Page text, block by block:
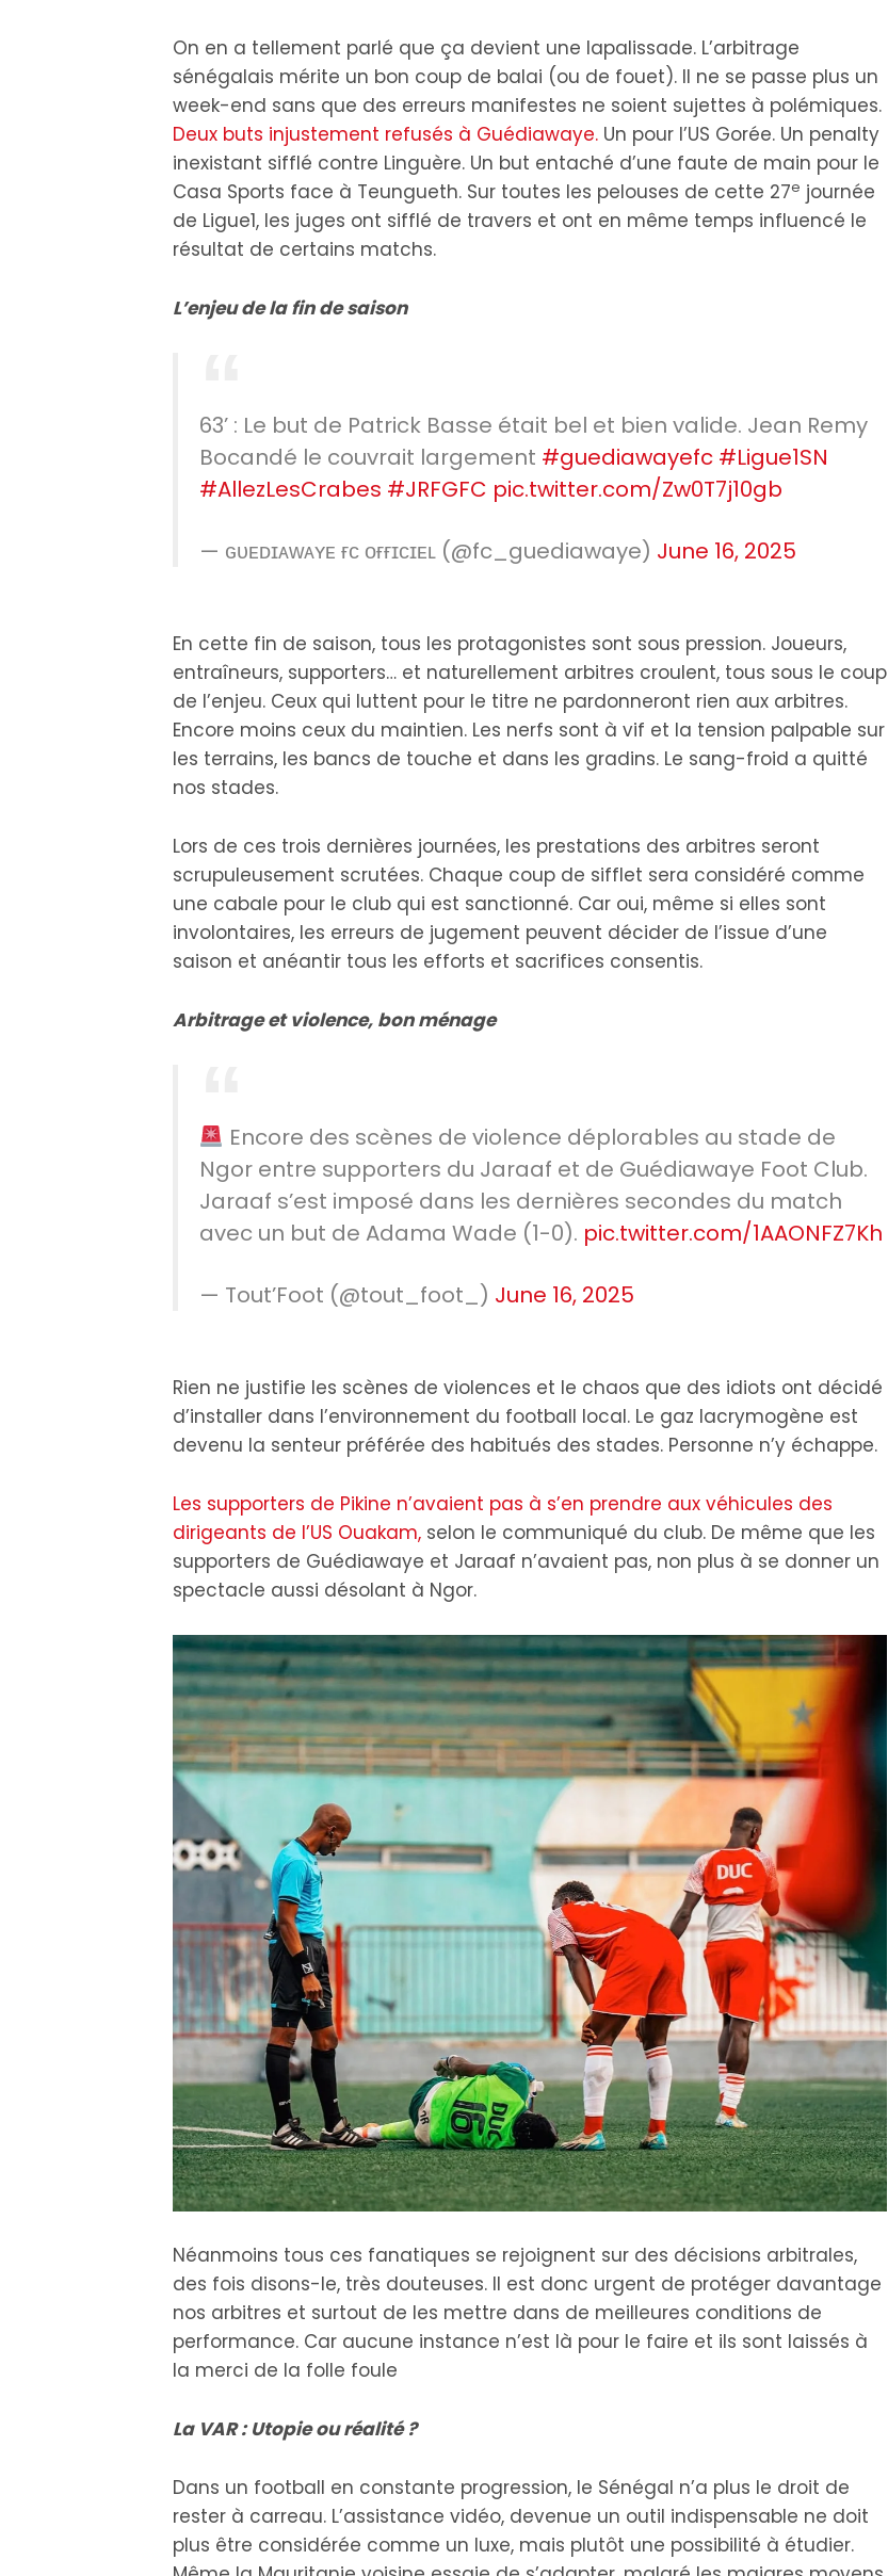
On en a tellement parlé que ça devient une lapalissade. L’arbitrage
sénégalais mérite un bon coup de balai (ou de fouet). Il ne se passe plus un
week-end sans que des erreurs manifestes ne soient sujettes à polémiques.
Deux buts injustement refusés à Guédiawaye. Un pour l’US Gorée. Un penalty
inexistant sifflé contre Linguère. Un but entaché d’une faute de main pour le
Casa Sports face à Teungueth. Sur toutes les pelouses de cette 27e journée
de Ligue1, les juges ont sifflé de travers et ont en même temps influencé le
résultat de certains matchs.
L’enjeu de la fin de saison
63’ : Le but de Patrick Basse était bel et bien valide. Jean Remy
Bocandé le couvrait largement #guediawayefc #Ligue1SN
#AllezLesCrabes #JRFGFC pic.twitter.com/Zw0T7j10gb
— ɢᴜᴇᴅɪᴀᴡᴀʏᴇ ғᴄ ᴏғғɪᴄɪᴇʟ (@fc_guediawaye) June 16, 2025
En cette fin de saison, tous les protagonistes sont sous pression. Joueurs,
entraîneurs, supporters… et naturellement arbitres croulent, tous sous le coup
de l’enjeu. Ceux qui luttent pour le titre ne pardonneront rien aux arbitres.
Encore moins ceux du maintien. Les nerfs sont à vif et la tension palpable sur
les terrains, les bancs de touche et dans les gradins. Le sang-froid a quitté
nos stades.
Lors de ces trois dernières journées, les prestations des arbitres seront
scrupuleusement scrutées. Chaque coup de sifflet sera considéré comme
une cabale pour le club qui est sanctionné. Car oui, même si elles sont
involontaires, les erreurs de jugement peuvent décider de l’issue d’une
saison et anéantir tous les efforts et sacrifices consentis.
Arbitrage et violence, bon ménage
Encore des scènes de violence déplorables au stade de
Ngor entre supporters du Jaraaf et de Guédiawaye Foot Club.
Jaraaf s’est imposé dans les dernières secondes du match
avec un but de Adama Wade (1-0). pic.twitter.com/1AAONFZ7Kh
— Tout’Foot (@tout_foot_) June 16, 2025
Rien ne justifie les scènes de violences et le chaos que des idiots ont décidé
d’installer dans l’environnement du football local. Le gaz lacrymogène est
devenu la senteur préférée des habitués des stades. Personne n’y échappe.
Les supporters de Pikine n’avaient pas à s’en prendre aux véhicules des
dirigeants de l’US Ouakam, selon le communiqué du club. De même que les
supporters de Guédiawaye et Jaraaf n’avaient pas, non plus à se donner un
spectacle aussi désolant à Ngor.
Néanmoins tous ces fanatiques se rejoignent sur des décisions arbitrales,
des fois disons-le, très douteuses. Il est donc urgent de protéger davantage
nos arbitres et surtout de les mettre dans de meilleures conditions de
performance. Car aucune instance n’est là pour le faire et ils sont laissés à
la merci de la folle foule
La VAR : Utopie ou réalité ?
Dans un football en constante progression, le Sénégal n’a plus le droit de
rester à carreau. L’assistance vidéo, devenue un outil indispensable ne doit
plus être considérée comme un luxe, mais plutôt une possibilité à étudier.